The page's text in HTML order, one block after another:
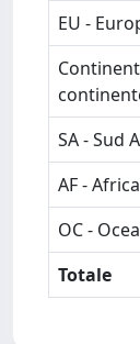
EU -
SA - Sud
AF - Africa
OC -
Totale